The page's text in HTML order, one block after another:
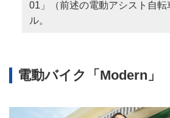
01」（前述の電動アシスト自
ル。
電動バイク「Modern」